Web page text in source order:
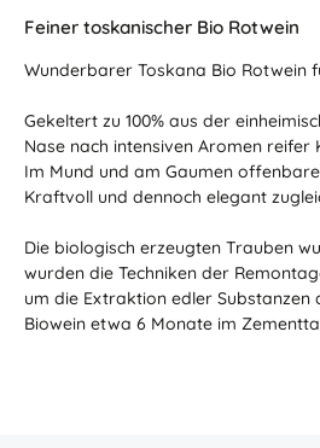
Feiner toskanischer Bio Rotwein
Wunderbarer Toskana Bio Rotwein
Gekeltert zu 100% aus der
Nase nach intensiven Aromen reifer
Im Mund und am Gaumen
Kraftvoll und dennoch elegant
Die biologisch erzeugten Trauben
wurden die Techniken der
um die Extraktion edler Substanzen
Biowein etwa 6 Monate im